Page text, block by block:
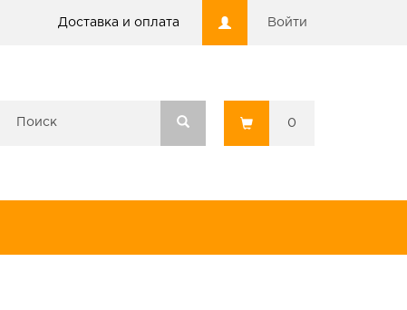
Доставка и оплата Войти
0